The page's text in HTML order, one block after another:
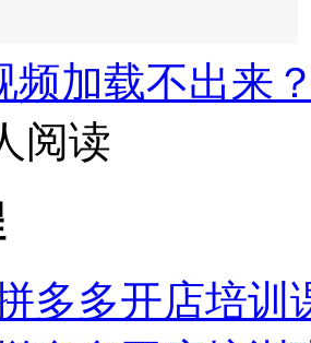
频加载不出来
阅读
多多开店培训